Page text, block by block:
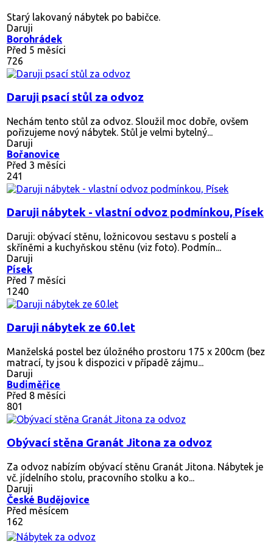
Starý lakovaný nábytek po babičce.
Daruji
Borohrádek
Před 5 měsíci
726
Daruji psací stůl za odvoz
Nechám tento stůl za odvoz. Sloužil moc dobře, ovšem
pořizujeme nový nábytek. Stůl je velmi bytelný...
Daruji
Bořanovice
Před 3 měsíci
241
Daruji nábytek - vlastní odvoz podmínkou, Písek
Daruji: obývací stěnu, ložnicovou sestavu s postelí a
skříněmi a kuchyňskou stěnu (viz foto). Podmín...
Daruji
Písek
Před 7 měsíci
1240
Daruji nábytek ze 60.let
Manželská postel bez úložného prostoru 175 x 200cm (bez
matrací, ty jsou k dispozici v případě zájmu...
Daruji
Budiměřice
Před 8 měsíci
801
Obývací stěna Granát Jitona za odvoz
Za odvoz nabízím obývací stěnu Granát Jitona. Nábytek je
vč. jídelního stolu, pracovního stolku a ko...
Daruji
České Budějovice
Před měsícem
162